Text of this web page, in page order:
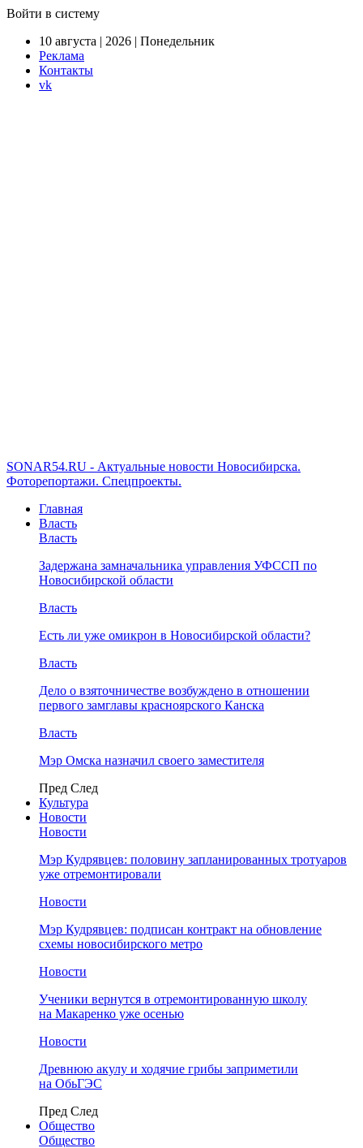
Войти в систему
10 августа | 2026 | Понедельник
Реклама
Контакты
vk
SONAR54.RU - Актуальные новости Новосибирска.
Фоторепортажи. Спецпроекты.
Главная
Власть
Власть
Задержана замначальника управления УФССП по
Новосибирской области
Власть
Есть ли уже омикрон в Новосибирской области?
Власть
Дело о взяточничестве возбуждено в отношении
первого замглавы красноярского Канска
Власть
Мэр Омска назначил своего заместителя
Пред След
Культура
Новости
Новости
Мэр Кудрявцев: половину запланированных тротуаров
уже отремонтировали
Новости
Мэр Кудрявцев: подписан контракт на обновление
схемы новосибирского метро
Новости
Ученики вернутся в отремонтированную школу
на Макаренко уже осенью
Новости
Древнюю акулу и ходячие грибы заприметили
на ОбьГЭС
Пред След
Общество
Общество